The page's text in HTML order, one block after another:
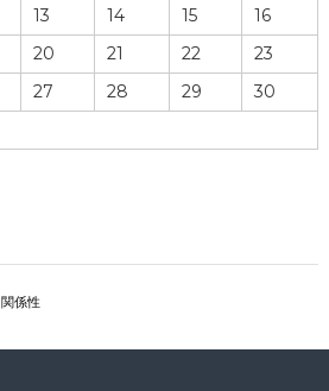
13 14 15
16
20 21 22
23
27 28 29
30
関係性